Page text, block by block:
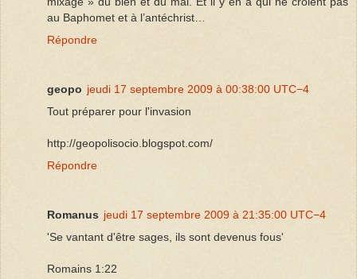
au Baphomet et à l’antéchrist…
Répondre
geopo jeudi 17 septembre 2009 à 00:38:00 UTC−4
Tout préparer pour l'invasion
http://geopolisocio.blogspot.com/
Répondre
Romanus jeudi 17 septembre 2009 à 21:35:00 UTC−4
'Se vantant d'être sages, ils sont devenus fous'
Romains 1:22